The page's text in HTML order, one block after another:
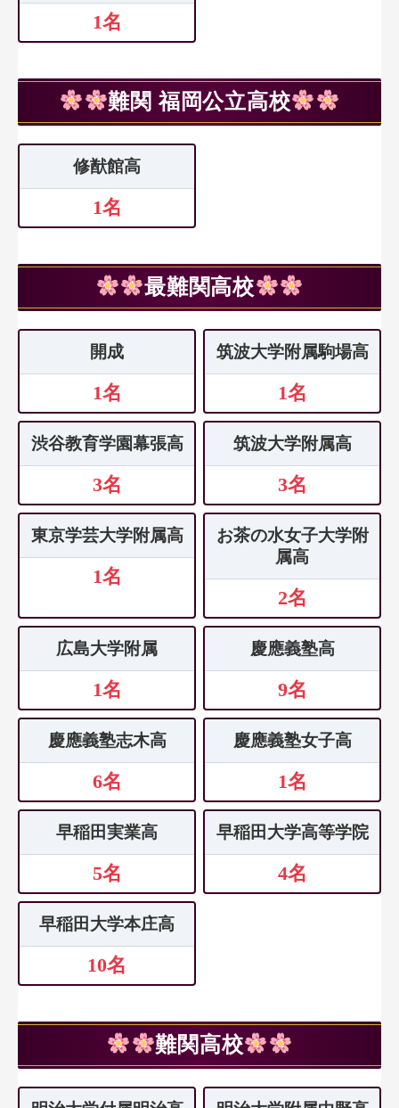
1名
難関 福岡公立高校
修猷館高
1名
最難関高校
開成
1名
筑波大学附属駒場高
1名
渋谷教育学園幕張高
3名
筑波大学附属高
3名
東京学芸大学附属高
1名
お茶の水女子大学附
属高
2名
広島大学附属
1名
慶應義塾高
9名
慶應義塾志木高
6名
慶應義塾女子高
1名
早稲田実業高
5名
早稲田大学高等学院
4名
早稲田大学本庄高
10名
難関高校